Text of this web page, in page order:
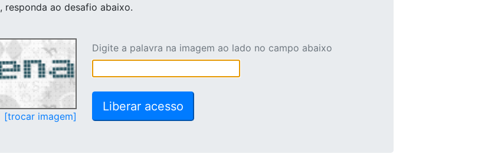
, responda ao desafio abaixo.
[trocar imagem]
Digite a palavra na imagem ao lado no campo abaixo